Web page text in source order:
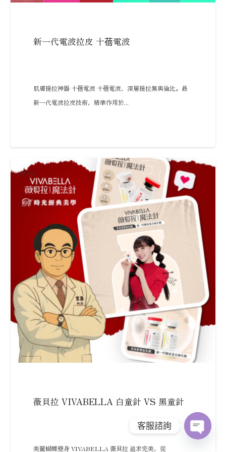
新一代電波拉皮 十蓓電波
肌膚提拉神器 十蓓電波 十蓓電波，深層提拉無與倫比。最
新一代電波拉皮技術，精準作用於...
NEWS
薇貝拉 VIVABELLA 白童針 VS 黑童針
美麗蝴蝶變身 VIVABELLA 薇貝拉 追求完美，從
客服諮詢